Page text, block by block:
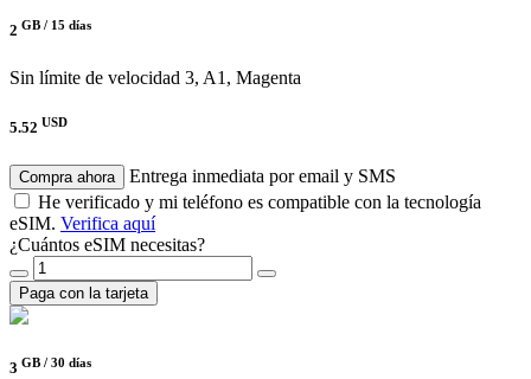
2 GB / 15 días
Sin límite de velocidad 3, A1, Magenta
5.52 USD
Compra ahora
Entrega inmediata por email y SMS
He verificado y mi teléfono es compatible con la tecnología
eSIM. Verifica aquí
¿Cuántos eSIM necesitas?
Paga con la tarjeta
3 GB / 30 días